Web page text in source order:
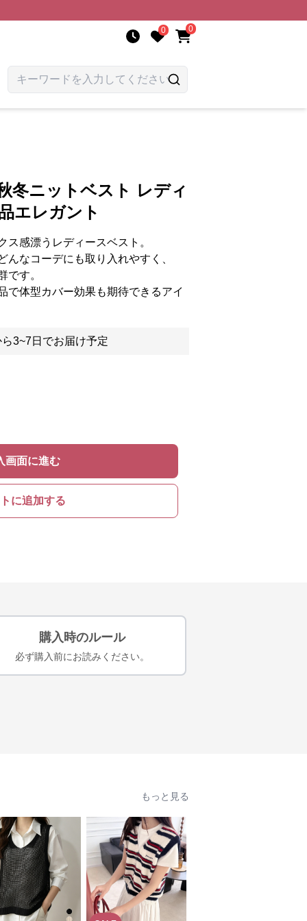
0 0
冬ニットベスト レディ
エレガント
ス感漂うレディースベスト。
なコーデにも取り入れやすく、
です。
で体型カバー効果も期待できるアイ
3~7日でお届け予定
画面に進む
に追加する
購入時のルール
必ず購入前にお読みください。
もっと見る